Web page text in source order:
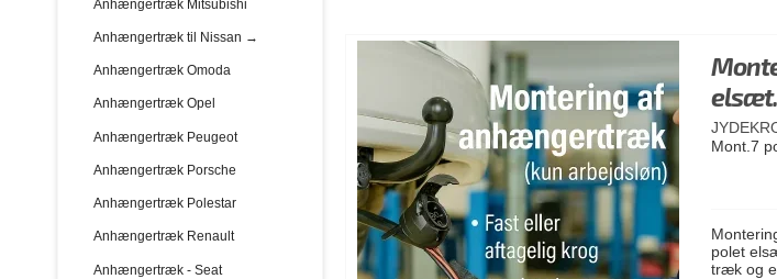
Anhængertræk Mitsubishi
Anhængertræk til Nissan →
Anhængertræk Omoda
Anhængertræk Opel
Anhængertræk Peugeot
Anhængertræk Porsche
Anhængertræk Polestar
Anhængertræk Renault
Anhængertræk - Seat
Mont.7
polet
træk og